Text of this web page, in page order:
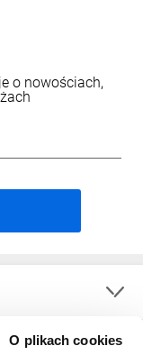
O plikach cookies
o nowościach,